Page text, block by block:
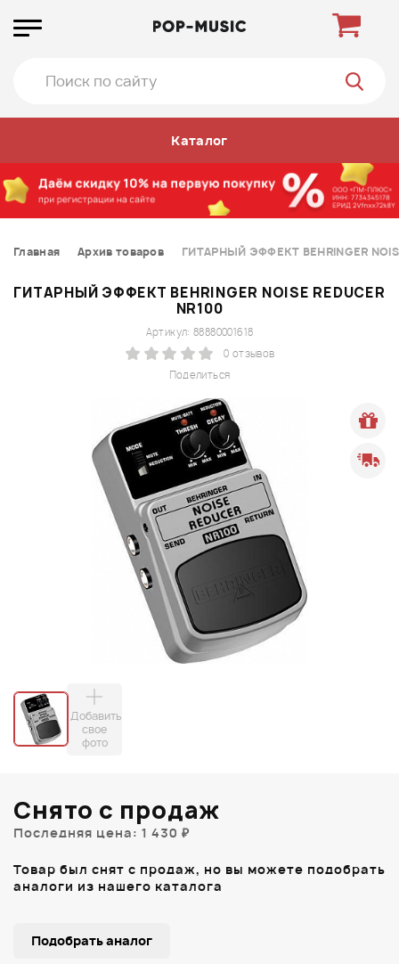
Каталог
Главная Архив товаров ГИТАРНЫЙ ЭФФЕКТ BEHRINGER
ГИТАРНЫЙ ЭФФЕКТ BEHRINGER NOISE REDUCER
NR100
Поделиться
Артикул: 88880001618
0 отзывов
Добавить
свое
фото
Снято с продаж
Последняя цена: 1 430 ₽
Товар был снят с продаж, но вы можете подобрать
аналоги из нашего каталога
Подобрать аналог